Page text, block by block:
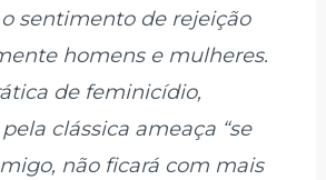
sentimento de rejeição
homens e mulheres.
de feminicídio,
clássica ameaça “se
não ficará com mais